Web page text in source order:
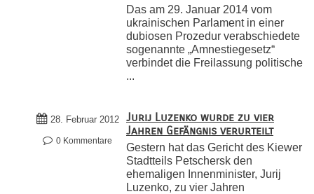
Das am 29. Januar 2014 vom
ukrainischen Parlament in einer
dubiosen Prozedur verabschiedete
sogenannte „Amnestiegesetz“
verbindet die Freilassung politische
...
28. Februar 2012
0 Kommentare
Jurij Luzenko wurde zu vier
Jahren Gefängnis verurteilt
Gestern hat das Gericht des Kiewer
Stadtteils Petschersk den
ehemaligen Innenminister, Jurij
Luzenko, zu vier Jahren